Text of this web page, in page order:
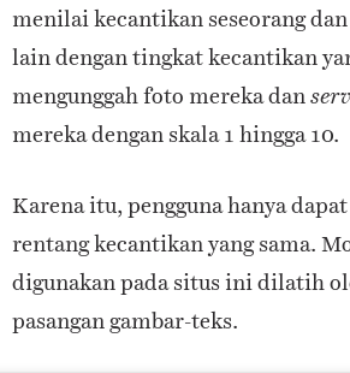
menilai kecantikan seseorang
lain dengan tingkat kecantikan
mengunggah foto mereka dan
mereka dengan skala 1 hingga 10.
Karena itu, pengguna hanya
rentang kecantikan yang sama.
digunakan pada situs ini dilatih
pasangan gambar-teks.